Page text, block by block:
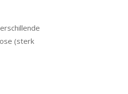
(sterk